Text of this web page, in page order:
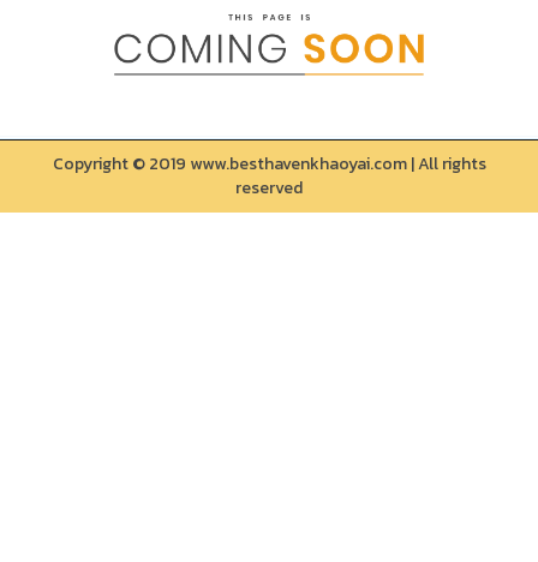
Copyright © 2019 www.besthavenkhaoyai.com | All rights
reserved